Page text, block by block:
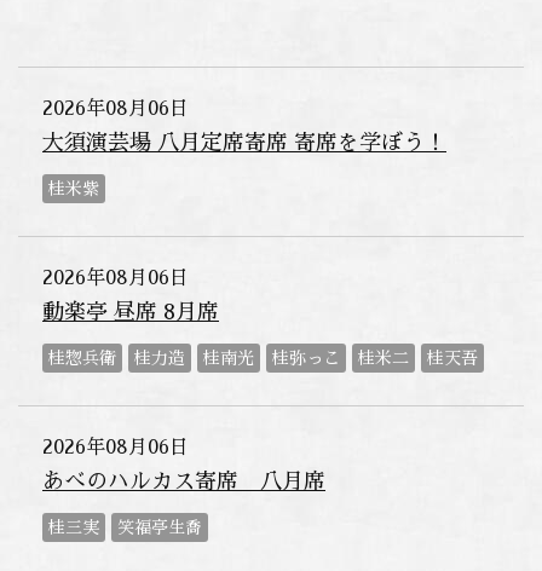
2026年08月06日
大須演芸場 八月定席寄席 寄席を学ぼう！
桂米紫
2026年08月06日
動楽亭 昼席 8月席
桂惣兵衛 桂力造 桂南光 桂弥っこ 桂米二 桂天吾
2026年08月06日
あべのハルカス寄席 八月席
桂三実 笑福亭生喬